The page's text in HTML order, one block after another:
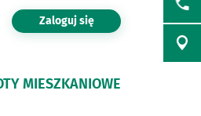
Zaloguj się
MIESZKANIOWE